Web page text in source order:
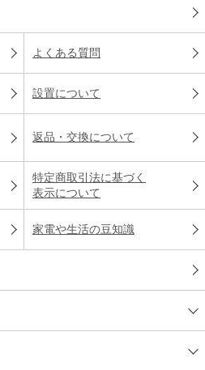
よくある質問
設置について
返品・交換について
特定商取引法に基づく
表示について
家電や生活の豆知識